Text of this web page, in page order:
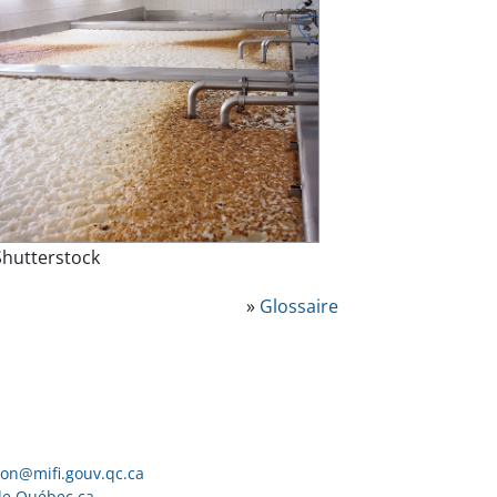
» Glossaire